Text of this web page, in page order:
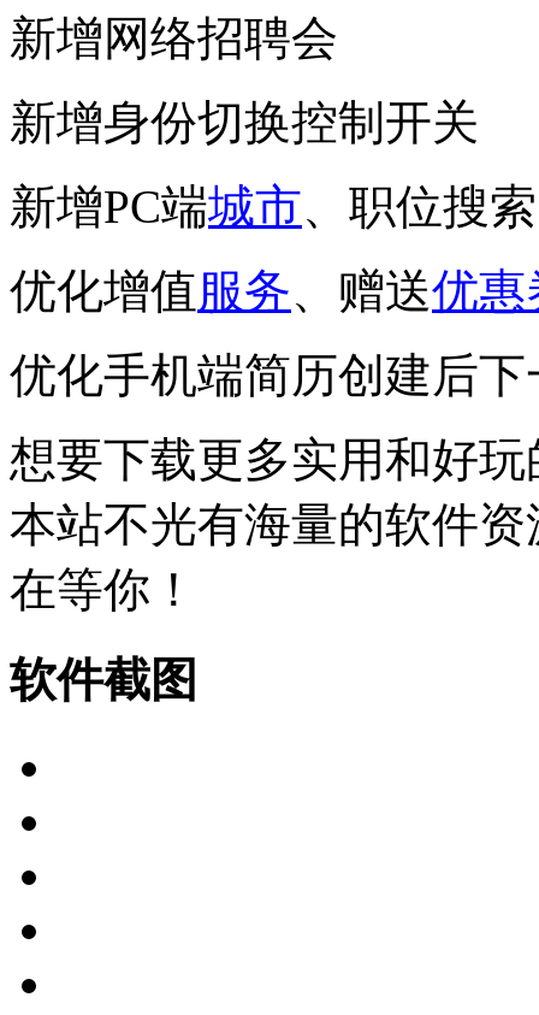
新增网络招聘会
新增身份切换控制开关
新增PC端城市、职位搜
优化增值服务、赠送优惠
优化手机端简历创建后
想要下载更多实用和好
本站不光有海量的软件
在等你！
软件截图